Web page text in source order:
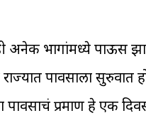
भागांमध्ये पाऊस
पावसाला
पावसाचं प्रमाण हे एक